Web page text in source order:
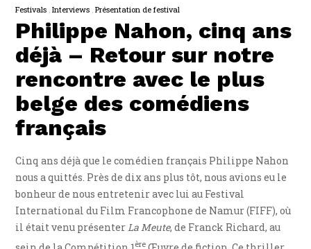
Festivals Interviews Présentation de festival
Philippe Nahon, cinq ans
déjà – Retour sur notre
rencontre avec le plus
belge des comédiens
français
Cinq ans déjà que le comédien français Philippe Nahon
nous a quittés. Près de dix ans plus tôt, nous avions eu le
bonheur de nous entretenir avec lui au Festival
International du Film Francophone de Namur (FIFF), où
il était venu présenterLa Meute, de Franck Richard, au
ère